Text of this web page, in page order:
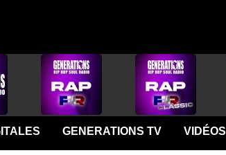
GENERATIONS TV VIDÉOS